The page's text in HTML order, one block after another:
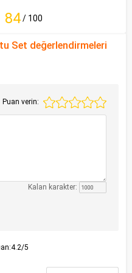
84/ 100
Set değerlendirmeleri
Puan verin:
Kalan karakter:
4.2/5